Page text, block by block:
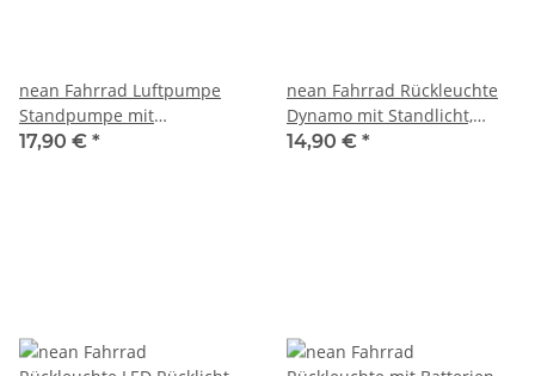
nean Fahrrad Luftpumpe
Standpumpe mit
Ventiladaptern, 8,2 bar,
17,90 € *
nean Fahrrad Rückleuchte
Dynamo mit Standlicht,
Reflektor und StVZO-
14,90 € *